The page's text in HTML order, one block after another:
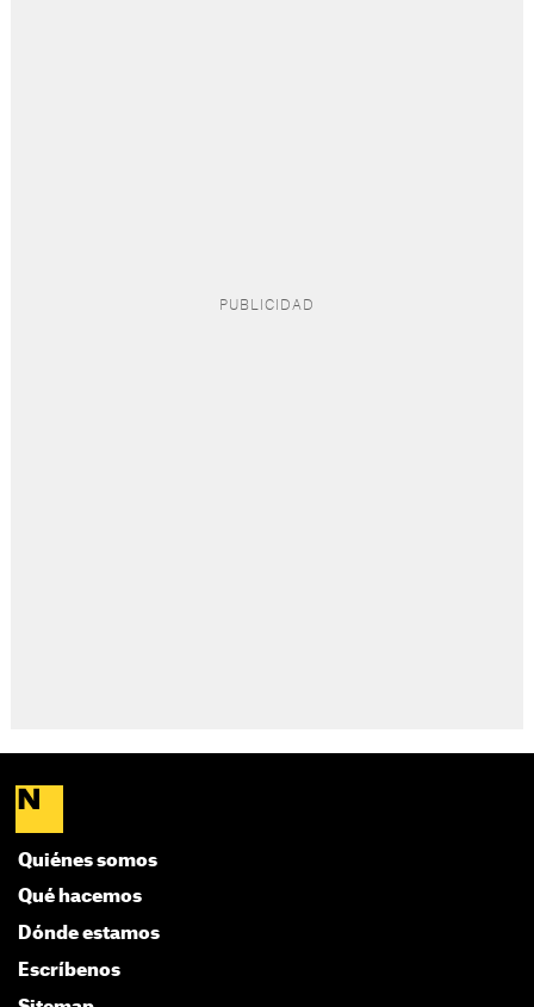
Quiénes somos
Qué hacemos
Dónde estamos
Escríbenos